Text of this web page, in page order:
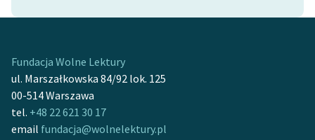
Kolekcje edukacyjne
twórców przechodzących
do domeny publicznej,
lektur szkolnych oraz
Starego Testamentu
Fundacja Wolne Lektury
ul. Marszałkowska 84/92 lok. 125
00-514 Warszawa
tel. +48 22 621 30 17
email fundacja@wolnelektury.pl